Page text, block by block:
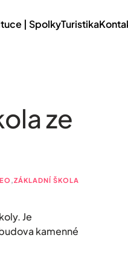
| SpolkyTuristika
ze
,ZÁKLADNÍ ŠKOLA
Je
kamenné